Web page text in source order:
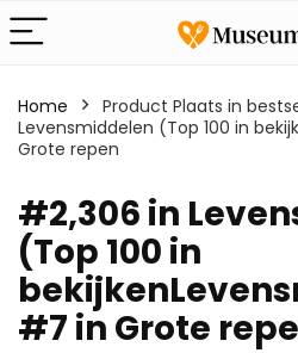
Home Product Plaats in
Levensmiddelen (Top 100 in
Grote repen
#2,306 in
(Top 100 in
#7 in Grote